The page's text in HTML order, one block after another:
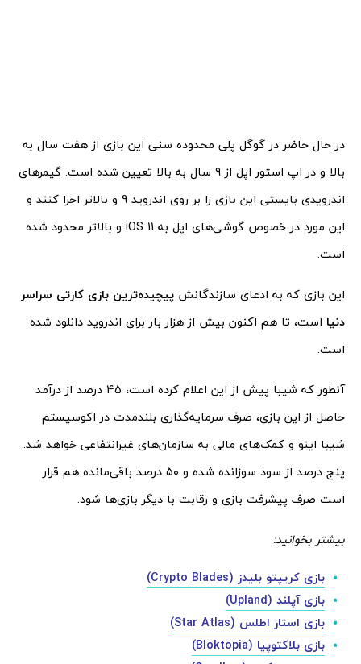
در حال حاضر در گوگل پلی محدوده سنی این بازی از هفت سال به
بالا و در اپ استور اپل از 9 سال به بالا تعیین شده است. گیمرهای
اندرویدی بایستی این بازی را بر روی اندروید 9 و بالاتر اجرا کنند و
این مورد در خصوص گوشی‌های اپل به iOS 11 و بالاتر محدود شده
است.
این بازی که به ادعای سازندگانش پیچیده‌ترین بازی کارتی سراسر
دنیا است، تا هم اکنون بیش از هزار بار برای اندروید دانلود شده
است.
آنطور که شیبا پیش از این اعلام کرده است، 45 درصد از درآمد
حاصل از این بازی، صرف سرمایه‌گذاری بلندمدت در اکوسیستم
شیبا اینو و کمک‌های مالی به سازمان‌های غیرانتفاعی خواهد شد.
پنج درصد از سود سوزانده شده و ۵۰ درصد باقی‌مانده هم قرار
است صرف پیشرفت بازی و رقابت با دیگر بازی‌ها شود.
بیشتر بخوانید:
بازی کریپتو بلیدز (Crypto Blades)
بازی آپلند (Upland)
بازی استار اطلس (Star Atlas)
بازی بلاکتوپیا (Bloktopia)